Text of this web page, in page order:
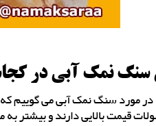
سنگ نمک آبی در
در مورد سنگ نمک آبی می گوییم
قیمت بالایی دارند و بیشتر